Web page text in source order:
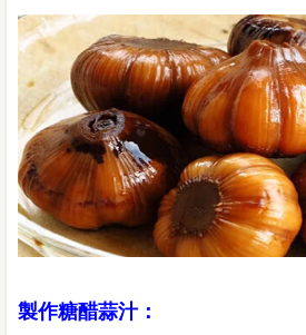
製作糖醋蒜汁：